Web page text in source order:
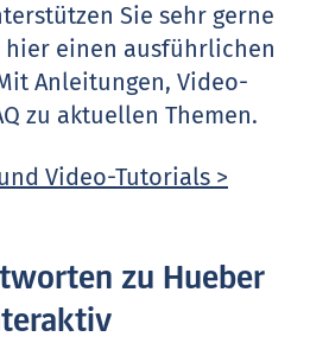
Sie sehr gerne
einen ausführlichen
Anleitungen, Video-
zu aktuellen Themen.
Video-Tutorials >
zu Hueber